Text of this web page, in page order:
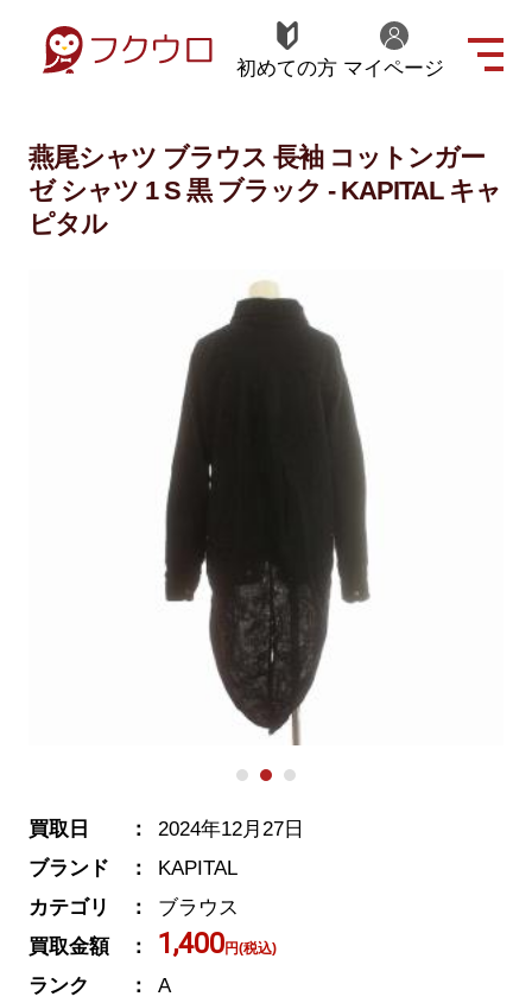
初めての方 マイページ
燕尾シャツ ブラウス 長袖 コットンガー
ゼ シャツ 1 S 黒 ブラック - KAPITAL キャ
ピタル
買取日
2024年12月27日
ブランド
KAPITAL
カテゴリ
ブラウス
買取金額
1,400円(税込)
ランク
A